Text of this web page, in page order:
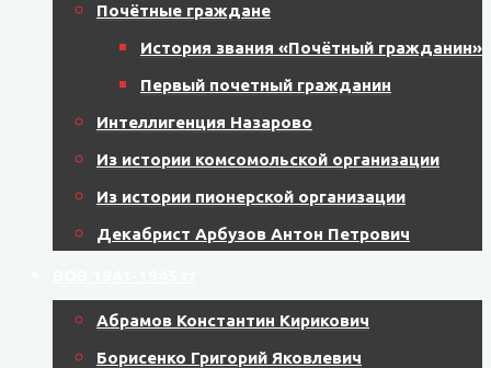
Почётные граждане
История звания «Почётный гражданин»
Первый почетный гражданин
Интеллигенция Назарово
Из истории комсомольской организации
Из истории пионерской организации
Декабрист Арбузов Антон Петрович
Абрамов Константин Кирикович
Борисенко Григорий Яковлевич